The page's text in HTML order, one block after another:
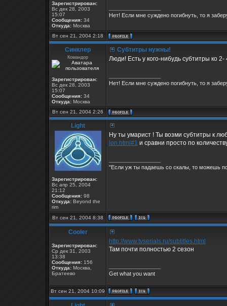
Зарегистрирован:
Вс дек 28, 2003
15:07
Сообщения: 34
Откуда: Москва
Нет! Если мне суждено погибнуть, то я
Вт сен 21, 2004 2:18
Синклер
Командор
Зарегистрирован:
Вс дек 28, 2003
15:07
Сообщения: 34
Откуда: Москва
Субтитры нужны!
Люди! Есть у кого-нибудь субтитры ко
Нет! Если мне суждено погибнуть, то я
Вт сен 21, 2004 2:26
Light
Зарегистрирован:
Вс апр 25, 2004
21:12
Сообщения: 98
Откуда: Beyond the
rim
Ну ты умарист ! Ты возми субтитры к
lon.html#1 и сравни просто по
"Если уж ты падаешь со скалы, то можешь
Вт сен 21, 2004 8:38
Cooler
Зарегистрирован:
Ср дек 31, 2003
13:38
Сообщения: 156
Откуда: Москва,
Братеево
http://www.tvserials.ru/subtitles.html
Там почти полностью 2 сезон
Get what you want
Вт сен 21, 2004 10:09